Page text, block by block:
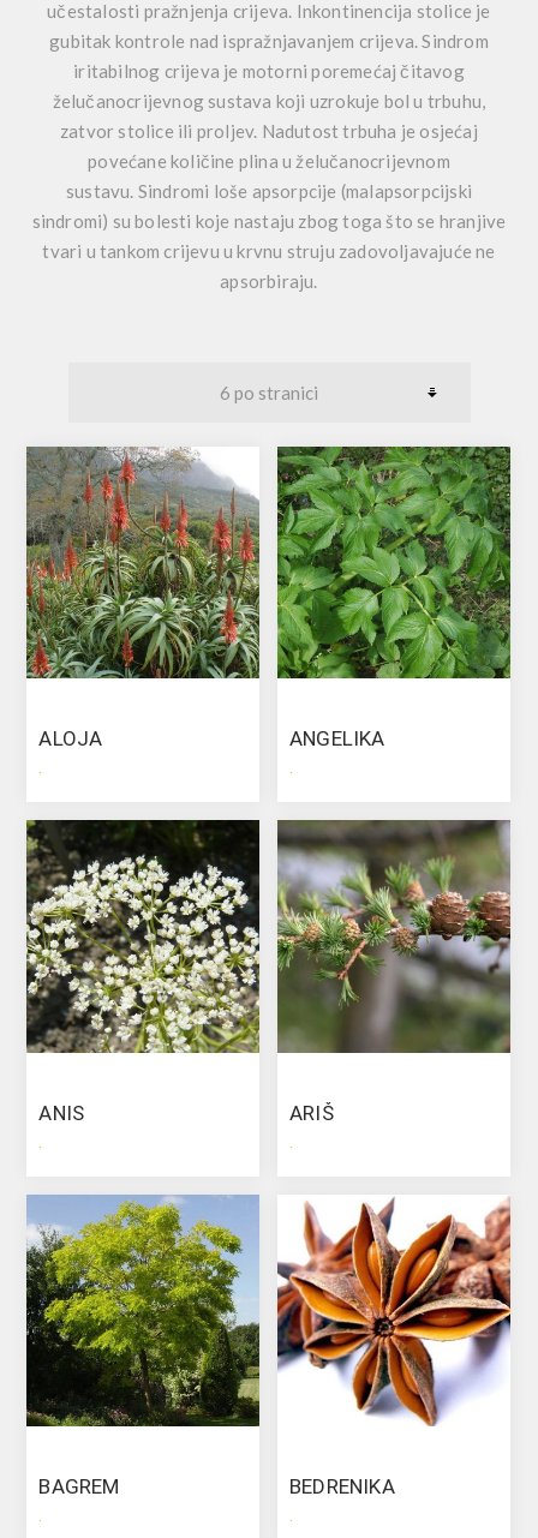
učestalosti pražnjenja crijeva. Inkontinencija stolice je
gubitak kontrole nad ispražnjavanjem crijeva. Sindrom
iritabilnog crijeva je motorni poremećaj čitavog
želučanocrijevnog sustava koji uzrokuje bol u trbuhu,
zatvor stolice ili proljev. Nadutost trbuha je osjećaj
povećane količine plina u želučanocrijevnom
sustavu. Sindromi loše apsorpcije (malapsorpcijski
sindromi) su bolesti koje nastaju zbog toga što se hranjive
tvari u tankom crijevu u krvnu struju zadovoljavajuće ne
apsorbiraju.
ALOJA
.
ANGELIKA
.
ANIS
.
ARIŠ
.
BAGREM
.
BEDRENIKA
.